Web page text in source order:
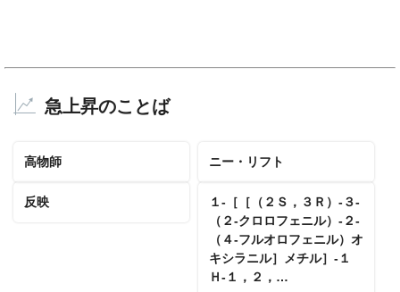
急上昇のことば
高物師 ニー・リフト
反映
１‐［［（２Ｓ，３Ｒ）‐３‐
（２‐クロロフェニル）‐２‐
（４‐フルオロフェニル）オ
キシラニル］メチル］‐１
Ｈ‐１，２，…